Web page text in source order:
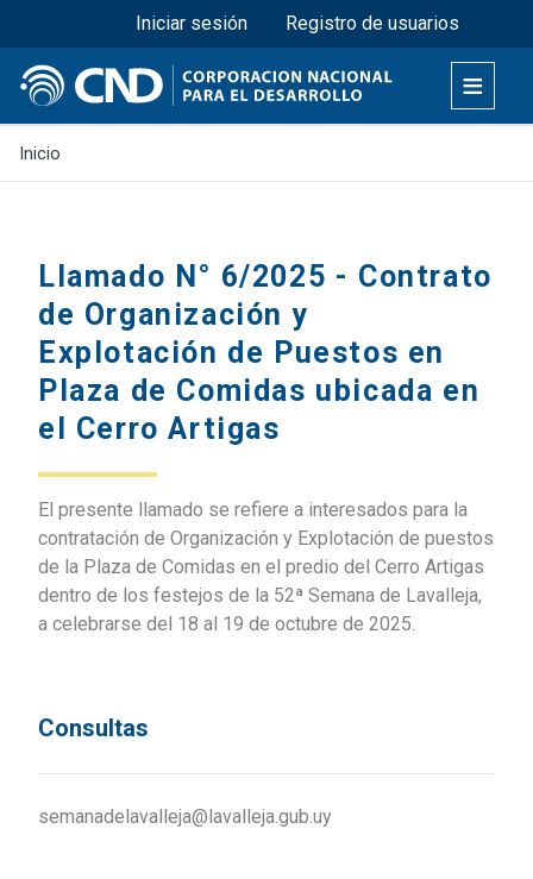
Pasar
al
contenido
principal
Menú superior
Iniciar sesión Registro de usuarios
Inicio
Llamado N° 6/2025 - Contrato
de Organización y
Explotación de Puestos en
Plaza de Comidas ubicada en
el Cerro Artigas
El presente llamado se refiere a interesados para la
contratación de Organización y Explotación de puestos
de la Plaza de Comidas en el predio del Cerro Artigas
dentro de los festejos de la 52ª Semana de Lavalleja,
a celebrarse del 18 al 19 de octubre de 2025.
Consultas
semanadelavalleja@lavalleja.gub.uy